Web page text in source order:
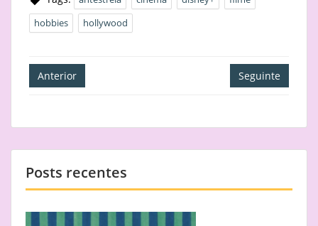
hobbies
hollywood
Navegação
de
Anterior Seguinte
Posts recentes